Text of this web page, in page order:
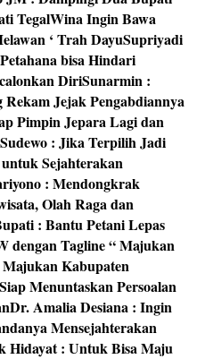
TegalWina Ingin Bawa
‘ Trah DayuSupriyadi
bisa Hindari
DiriSunarmin :
Rekam Jejak Pengabdiannya
Pimpin Jepara Lagi dan
Sudewo : Jika Terpilih Jadi
Sejahterakan
: Mendongkrak
Olah Raga dan
: Bantu Petani Lepas
dengan Tagline “ Majukan
Majukan Kabupaten
Menuntaskan Persoalan
Dr. Amalia Desiana : Ingin
Mensejahterakan
Hidayat : Untuk Bisa Maju